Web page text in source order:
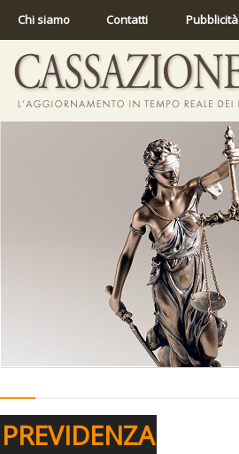
Chi siamo Contatti Pubblicità
PREVIDENZA